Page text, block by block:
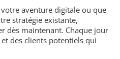
aventure digitale ou que
stratégie existante,
dès maintenant. Chaque jour
et des clients potentiels qui